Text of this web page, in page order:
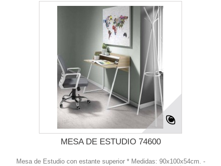
MESA DE ESTUDIO 74600
Mesa de Estudio con estante superior * Medidas: 90x100x54cm. -